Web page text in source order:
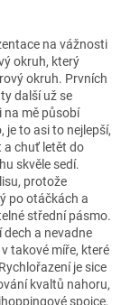
na vážnosti
okruh, který
okruh. Prvních
další už se
na mě působí
je to asi to nejlepší,
a chuť letět do
skvěle sedí.
protože
po otáčkách a
střední pásmo.
dech a nevadne
takové míře, které
je sice
kvaltů nahoru,
spojce,